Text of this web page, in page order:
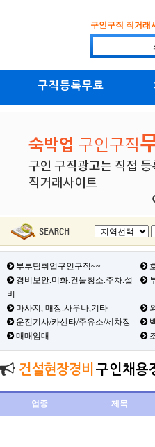
구인구직 직거래
구직등록무료
부부팀취업구인구직~~
경비보안.미화.건물청소.주차.설
비
마사지, 매장.사우나,기타
운전기사/카센타/주유소/세차장
매매임대
건설현장경비 구인채용
업종 제목